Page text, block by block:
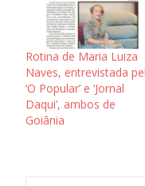
Rotina de Maria Luiza
Naves, entrevistada
‘O Popular’ e ‘Jornal
Daqui’, ambos de
Goiânia